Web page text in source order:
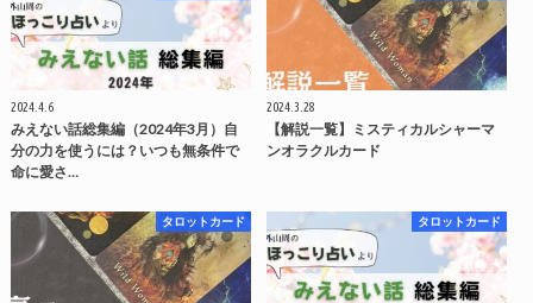
2024.4.6
みえない話総集編（2024年3月）自
分の力を使うには？いつも無条件で
命に愛さ…
2024.3.28
【解説一覧】ミスティカルシャーマ
ンオラクルカード
タロットカード タロットカード